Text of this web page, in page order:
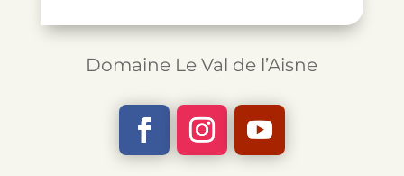
Domaine Le Val de l’Aisne